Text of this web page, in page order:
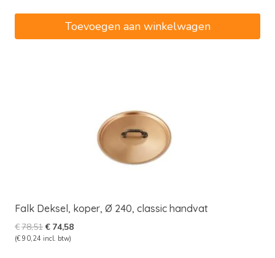
Toevoegen aan winkelwagen
Falk Deksel, koper, Ø 240, classic handvat
€78,51Oorspronkelijke
prijs
€ 74,58Huidige
(€ 90,24 incl. btw)